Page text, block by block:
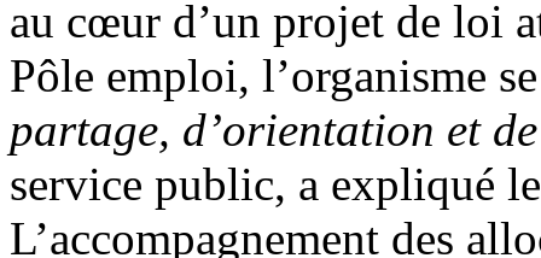
au cœur d’un projet de loi
Pôle emploi, l’organisme
partage, d’orientation et
service public, a expliqué
L’accompagnement des